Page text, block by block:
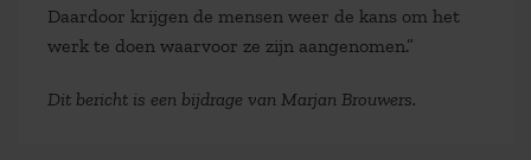
Daardoor krijgen de mensen weer de kans om het
werk te doen waarvoor ze zijn aangenomen.”
Dit bericht is een bijdrage van Marjan Brouwers.